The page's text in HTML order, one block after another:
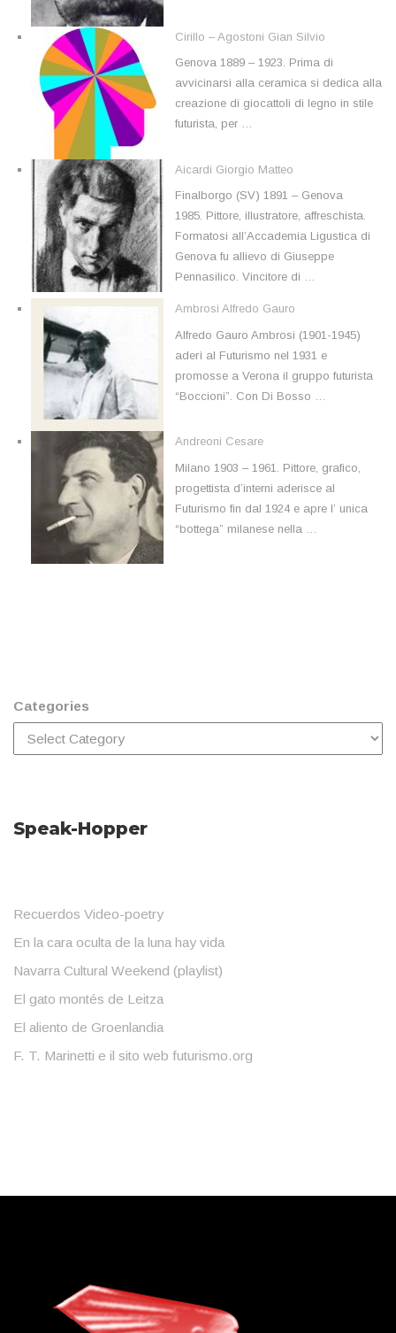
Cirillo – Agostoni Gian Silvio
Genova 1889 – 1923. Prima di
avvicinarsi alla ceramica si dedica alla
creazione di giocattoli di legno in stile
futurista, per …
Aicardi Giorgio Matteo
Finalborgo (SV) 1891 – Genova
1985. Pittore, illustratore, affreschista.
Formatosi all’Accademia Ligustica di
Genova fu allievo di Giuseppe
Pennasilico. Vincitore di …
Ambrosi Alfredo Gauro
Alfredo Gauro Ambrosi (1901-1945)
aderì al Futurismo nel 1931 e
promosse a Verona il gruppo futurista
“Boccioni”. Con Di Bosso …
Andreoni Cesare
Milano 1903 – 1961. Pittore, grafico,
progettista d’interni aderisce al
Futurismo fin dal 1924 e apre l’ unica
“bottega” milanese nella …
Categories
Speak-Hopper
Recuerdos Video-poetry
En la cara oculta de la luna hay vida
Navarra Cultural Weekend (playlist)
El gato montés de Leitza
El aliento de Groenlandia
F. T. Marinetti e il sito web futurismo.org